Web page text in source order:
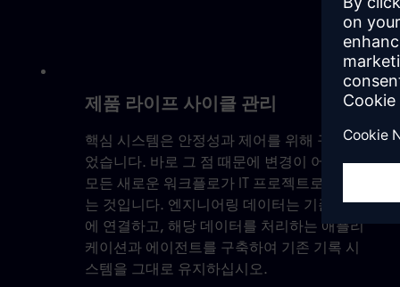
제품 라이프 사이클 관리
핵심 시스템은 안정성과 제어를 위해 구축되
었습니다. 바로 그 점 때문에 변경이 어렵고,
모든 새로운 워크플로가 IT 프로젝트로 이어지
는 것입니다. 엔지니어링 데이터는 기존 위치
에 연결하고, 해당 데이터를 처리하는 애플리
케이션과 에이전트를 구축하여 기존 기록 시
스템을 그대로 유지하십시오.